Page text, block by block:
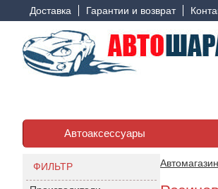
Доставка Гарантии и возврат
Автоаксессуары
ФИЛЬТР Автомагазин